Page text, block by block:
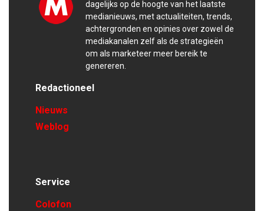
dagelijks op de hoogte van het laatste
medianieuws, met actualiteiten, trends,
achtergronden en opinies over zowel de
mediakanalen zelf als de strategieën
om als marketeer meer bereik te
genereren.
Redactioneel
Nieuws
Weblog
Service
Colofon